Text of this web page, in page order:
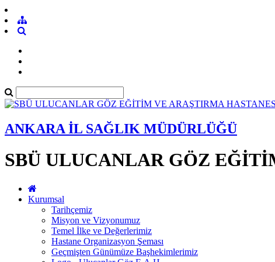
ANKARA İL SAĞLIK MÜDÜRLÜĞÜ
SBÜ ULUCANLAR GÖZ
Kurumsal
Tarihçemiz
Misyon ve Vizyonumuz
Temel İlke ve Değerlerimiz
Hastane Organizasyon Şeması
Geçmişten Günümüze Başhekimlerimiz